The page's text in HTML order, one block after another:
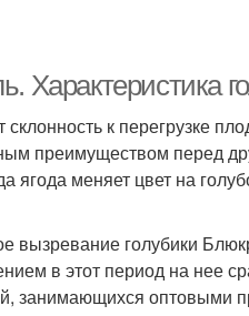
Характеристика
склонность к перегрузке
преимуществом перед
ягода меняет цвет на
вызревание голубики
в этот период на нее
занимающихся оптовыми